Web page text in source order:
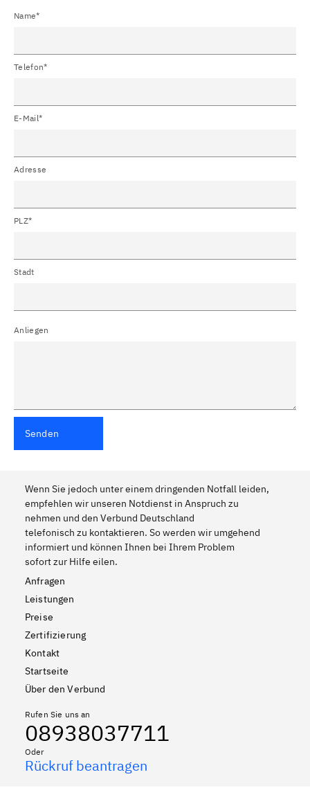
Name*
Telefon*
E-Mail*
Adresse
PLZ*
Stadt
Anliegen
Senden
Wenn Sie jedoch unter einem dringenden Notfall leiden,
empfehlen wir unseren Notdienst in Anspruch zu
nehmen und den Verbund Deutschland
telefonisch zu kontaktieren. So werden wir umgehend
informiert und können Ihnen bei Ihrem Problem
sofort zur Hilfe eilen.
Anfragen
Leistungen
Preise
Zertifizierung
Kontakt
Startseite
Über den Verbund
Rufen Sie uns an
08938037711
Oder
Rückruf beantragen